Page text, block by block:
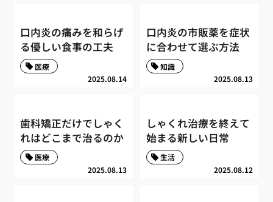
口内炎の痛みを和らげ
る優しい食事の工夫
2025.08.14
医療
口内炎の市販薬を症状
に合わせて選ぶ方法
2025.08.13
知識
歯科矯正だけでしゃく
れはどこまで治るのか
2025.08.13
医療
しゃくれ治療を終えて
始まる新しい日常
2025.08.12
生活